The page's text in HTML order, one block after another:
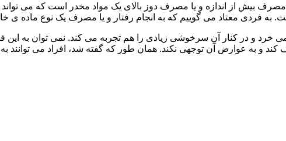
بیش از اندازه و یا مصرف دوز بالای یک مواد مخدر است که می
فردی معتاد می گوییم که به انجام رفتار و یا مصرف یک نوع ماده ی خاص
و در کنار آن سرخوشی زیادی را هم تجربه می کند. نمی توان به این
به عوارض آن توجهی نکند. همان طور که گفته شد، افراد می توانند به